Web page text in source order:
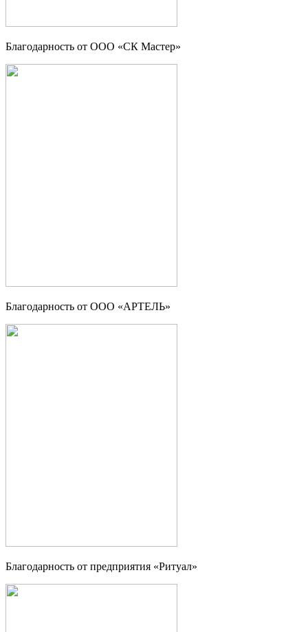
Благодарность от ООО «СК Мастер»
Благодарность от ООО «АРТЕЛЬ»
Благодарность от предприятия «Ритуал»